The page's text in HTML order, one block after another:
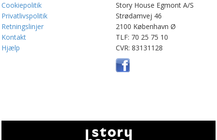
Cookiepolitik
Privatlivspolitik
Retningslinjer
Kontakt
Hjælp
Story House Egmont A/S
Strødamvej 46
2100 København Ø
TLF: 70 25 75 10
CVR: 83131128